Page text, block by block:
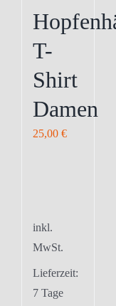
T-
Shirt
Damen
25,00 €
inkl.
MwSt.
Lieferzeit:
7 Tage